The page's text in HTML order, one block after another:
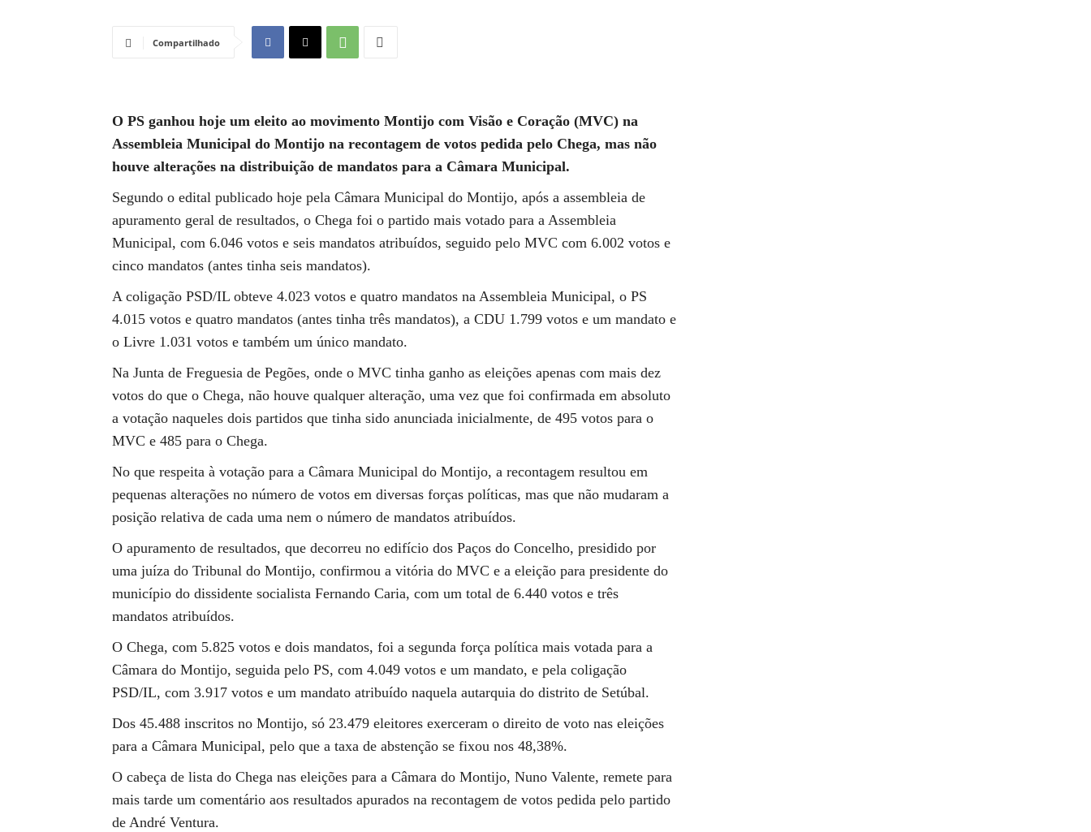
Compartilhado
O PS ganhou hoje um eleito ao movimento Montijo com Visão e Coração (MVC) na
Assembleia Municipal do Montijo na recontagem de votos pedida pelo Chega, mas não
houve alterações na distribuição de mandatos para a Câmara Municipal.
Segundo o edital publicado hoje pela Câmara Municipal do Montijo, após a assembleia de
apuramento geral de resultados, o Chega foi o partido mais votado para a Assembleia
Municipal, com 6.046 votos e seis mandatos atribuídos, seguido pelo MVC com 6.002 votos e
cinco mandatos (antes tinha seis mandatos).
A coligação PSD/IL obteve 4.023 votos e quatro mandatos na Assembleia Municipal, o PS
4.015 votos e quatro mandatos (antes tinha três mandatos), a CDU 1.799 votos e um mandato e
o Livre 1.031 votos e também um único mandato.
Na Junta de Freguesia de Pegões, onde o MVC tinha ganho as eleições apenas com mais dez
votos do que o Chega, não houve qualquer alteração, uma vez que foi confirmada em absoluto
a votação naqueles dois partidos que tinha sido anunciada inicialmente, de 495 votos para o
MVC e 485 para o Chega.
No que respeita à votação para a Câmara Municipal do Montijo, a recontagem resultou em
pequenas alterações no número de votos em diversas forças políticas, mas que não mudaram a
posição relativa de cada uma nem o número de mandatos atribuídos.
O apuramento de resultados, que decorreu no edifício dos Paços do Concelho, presidido por
uma juíza do Tribunal do Montijo, confirmou a vitória do MVC e a eleição para presidente do
município do dissidente socialista Fernando Caria, com um total de 6.440 votos e três
mandatos atribuídos.
O Chega, com 5.825 votos e dois mandatos, foi a segunda força política mais votada para a
Câmara do Montijo, seguida pelo PS, com 4.049 votos e um mandato, e pela coligação
PSD/IL, com 3.917 votos e um mandato atribuído naquela autarquia do distrito de Setúbal.
Dos 45.488 inscritos no Montijo, só 23.479 eleitores exerceram o direito de voto nas eleições
para a Câmara Municipal, pelo que a taxa de abstenção se fixou nos 48,38%.
O cabeça de lista do Chega nas eleições para a Câmara do Montijo, Nuno Valente, remete para
mais tarde um comentário aos resultados apurados na recontagem de votos pedida pelo partido
de André Ventura.